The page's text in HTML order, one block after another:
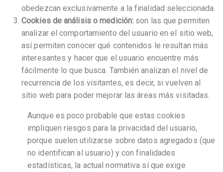
obedezcan exclusivamente a la finalidad seleccionada.
Cookies de análisis o medición: son las que permiten
analizar el comportamiento del usuario en el sitio web,
así permiten conocer qué contenidos le resultan más
interesantes y hacer que el usuario encuentre más
fácilmente lo que busca. También analizan el nivel de
recurrencia de los visitantes, es decir, si vuelven al
sitio web para poder mejorar las áreas más visitadas.
Aunque es poco probable que estas cookies
impliquen riesgos para la privacidad del usuario,
porque suelen utilizarse sobre datos agregados (que
no identifican al usuario) y con finalidades
estadísticas, la actual normativa sí que exige